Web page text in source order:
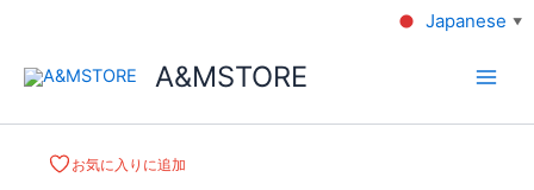
A&MSTORE
お気に入りに追加
Japanese ▼